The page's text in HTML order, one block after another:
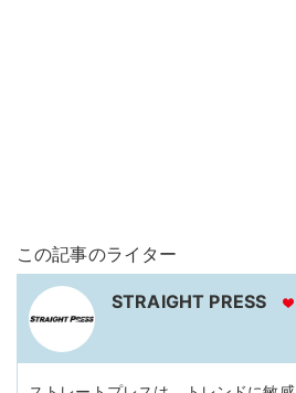
この記事のライター
STRAIGHT PRESS